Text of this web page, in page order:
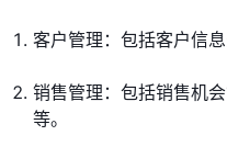
客户管理：包括客户信
销售管理：包括销售机
等。